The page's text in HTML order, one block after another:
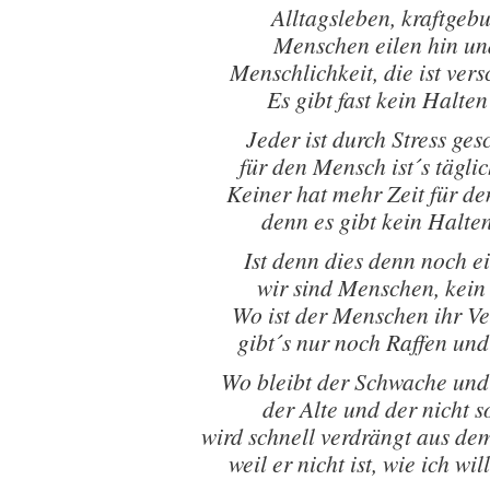
Alltagsleben,
Menschen eilen hin
Menschlichkeit, die ist
Es gibt fast kein
Jeder ist durch Stress
für den Mensch ist´s
Keiner hat mehr Zeit für
denn es gibt kein
Ist denn dies denn noch
wir sind Menschen,
Wo ist der Menschen ihr
gibt´s nur noch Raffen
Wo bleibt der Schwache
der Alte und der nicht
wird schnell verdrängt aus
weil er nicht ist, wie ich